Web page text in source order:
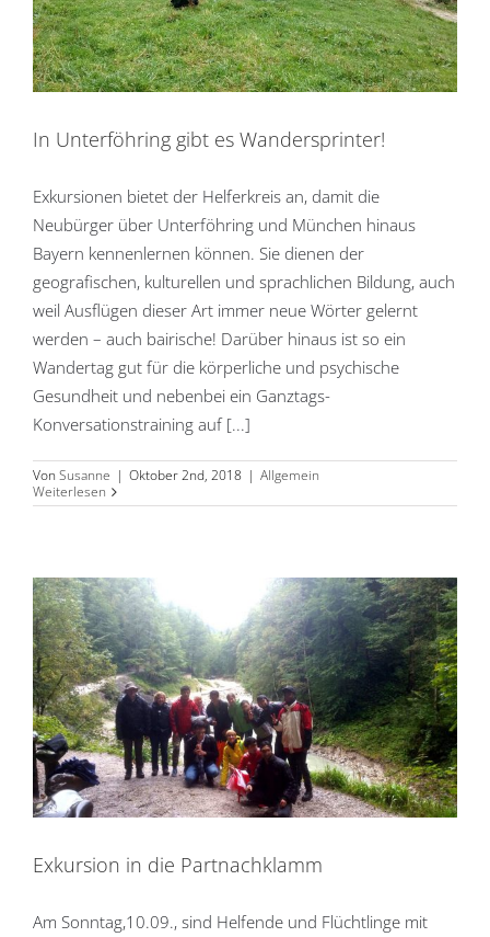
In Unterföhring gibt es Wandersprinter!
Exkursionen bietet der Helferkreis an, damit die
Neubürger über Unterföhring und München hinaus
Bayern kennenlernen können. Sie dienen der
geografischen, kulturellen und sprachlichen Bildung, auch
weil Ausflügen dieser Art immer neue Wörter gelernt
werden – auch bairische! Darüber hinaus ist so ein
Wandertag gut für die körperliche und psychische
Gesundheit und nebenbei ein Ganztags-
Konversationstraining auf [...]
Von Susanne | Oktober 2nd, 2018 | Allgemein
Weiterlesen
Exkursion in die Partnachklamm
Am Sonntag,10.09., sind Helfende und Flüchtlinge mit